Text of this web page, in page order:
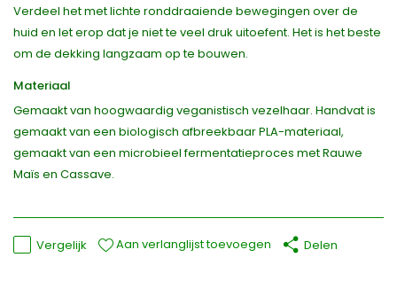
Verdeel het met lichte ronddraaiende bewegingen over de
huid en let erop dat je niet te veel druk uitoefent. Het is het beste
om de dekking langzaam op te bouwen.
Materiaal
Gemaakt van hoogwaardig veganistisch vezelhaar. Handvat is
gemaakt van een biologisch afbreekbaar PLA-materiaal,
gemaakt van een microbieel fermentatieproces met Rauwe
Maïs en Cassave.
Vergelijk Aan verlanglijst toevoegen Delen